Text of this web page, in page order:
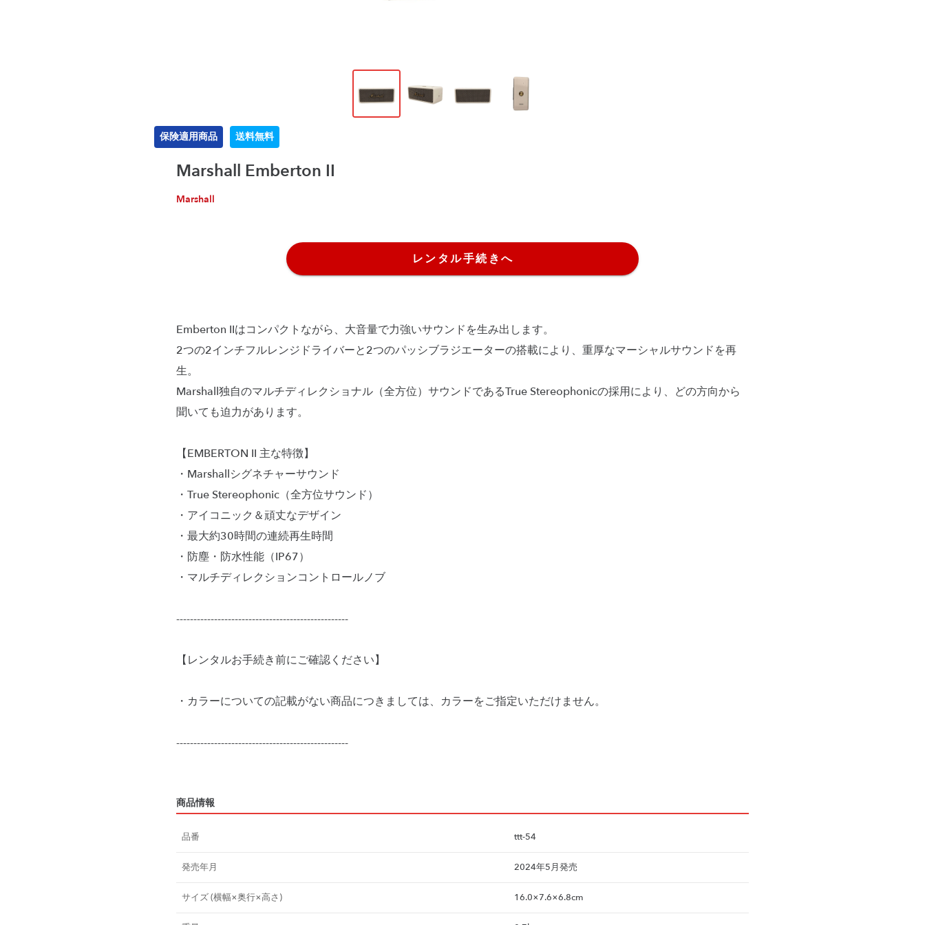
保険適用商品 送料無料
Marshall Emberton II
Marshall
レンタル手続きへ
Emberton IIはコンパクトながら、大音量で力強いサウンドを生み出します。
2つの2インチフルレンジドライバーと2つのパッシブラジエーターの搭載により、重厚なマーシャルサウンドを再
生。
Marshall独自のマルチディレクショナル（全方位）サウンドであるTrue Stereophonicの採用により、どの方向から
聞いても迫力があります。
【EMBERTON II 主な特徴】
・Marshallシグネチャーサウンド
・True Stereophonic（全方位サウンド）
・アイコニック＆頑丈なデザイン
・最大約30時間の連続再生時間
・防塵・防水性能（IP67）
・マルチディレクションコントロールノブ
--------------------------------------------------
【レンタルお手続き前にご確認ください】
・カラーについての記載がない商品につきましては、カラーをご指定いただけません。
--------------------------------------------------
商品情報
品番 ttt-54
発売年月 2024年5月発売
サイズ (横幅×奥行×高さ) 16.0×7.6×6.8cm